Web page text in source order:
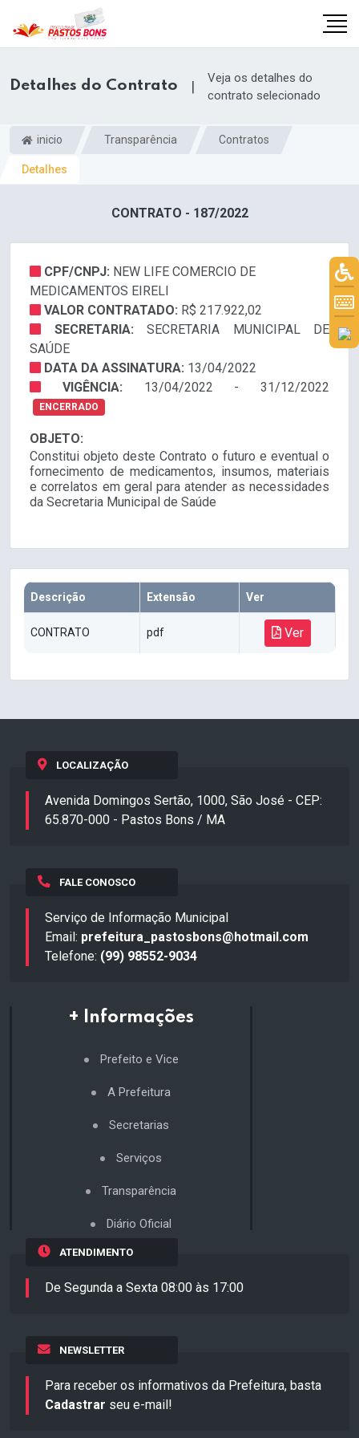
Detalhes do Contrato |
Veja os detalhes do
contrato selecionado
inicio Transparência Contratos
Detalhes
CONTRATO - 187/2022
CPF/CNPJ: NEW LIFE COMERCIO DE
MEDICAMENTOS EIRELI
VALOR CONTRATADO: R$ 217.922,02
SECRETARIA: SECRETARIA MUNICIPAL DE
SAÚDE
DATA DA ASSINATURA: 13/04/2022
VIGÊNCIA: 13/04/2022 - 31/12/2022
ENCERRADO
OBJETO:
Constitui objeto deste Contrato o futuro e eventual o
fornecimento de medicamentos, insumos, materiais
e correlatos em geral para atender as necessidades
da Secretaria Municipal de Saúde
Descrição Extensão Ver
CONTRATO pdf Ver
LOCALIZAÇÃO
Avenida Domingos Sertão, 1000, São José - CEP:
65.870-000 - Pastos Bons / MA
FALE CONOSCO
Serviço de Informação Municipal
Email: prefeitura_pastosbons@hotmail.com
Telefone: (99) 98552-9034
+ Informações
Prefeito e Vice
A Prefeitura
Secretarias
Serviços
Transparência
Diário Oficial
ATENDIMENTO
De Segunda a Sexta 08:00 às 17:00
NEWSLETTER
Para receber os informativos da Prefeitura, basta
Cadastrar seu e-mail!